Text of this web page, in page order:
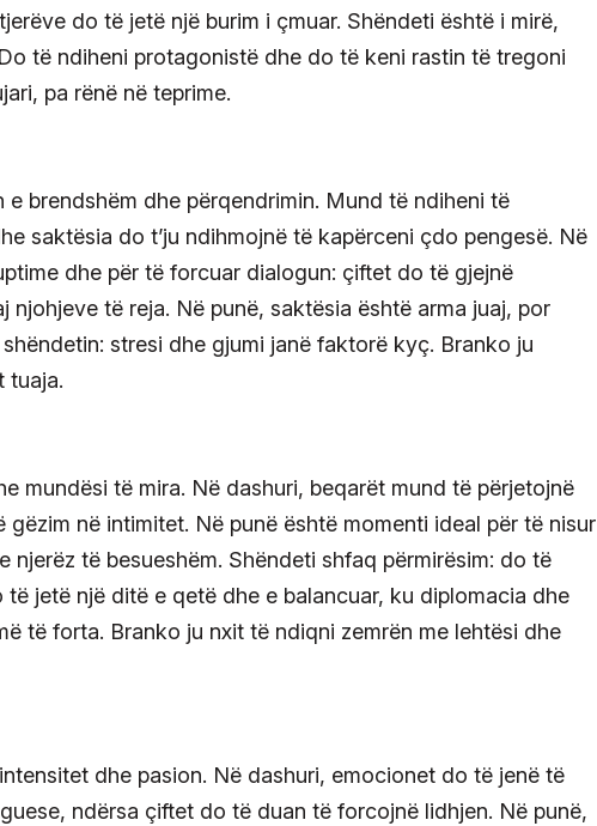
do të jetë një burim i çmuar. Shëndeti është i mirë,
të ndiheni protagonistë dhe do të keni rastin të tregoni
pa rënë në teprime.
brendshëm dhe përqendrimin. Mund të ndiheni të
saktësia do t’ju ndihmojnë të kapërceni çdo pengesë. Në
dhe për të forcuar dialogun: çiftet do të gjejnë
të reja. Në punë, saktësia është arma juaj, por
stresi dhe gjumi janë faktorë kyç. Branko ju
tuaja.
mundësi të mira. Në dashuri, beqarët mund të përjetojnë
në intimitet. Në punë është momenti ideal për të nisur
njerëz të besueshëm. Shëndeti shfaq përmirësim: do të
jetë një ditë e qetë dhe e balancuar, ku diplomacia dhe
të forta. Branko ju nxit të ndiqni zemrën me lehtësi dhe
dhe pasion. Në dashuri, emocionet do të jenë të
ndërsa çiftet do të duan të forcojnë lidhjen. Në punë,